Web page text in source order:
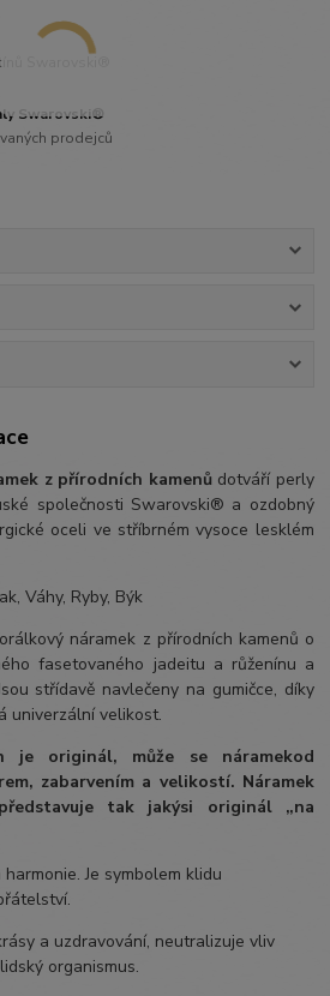
Swarovski®
Swarovski®
prodejců
z přírodních kamenů dotváří perly
společnosti Swarovski® a ozdobný
oceli ve stříbrném vysoce lesklém
Váhy, Ryby, Býk
náramek z přírodních kamenů o
fasetovaného jadeitu a růženínu a
střídavě navlečeny na gumičce, díky
univerzální velikost.
je originál, může se náramekod
zabarvením a velikostí. Náramek
tak jakýsi originál „na
Je symbolem klidu
a uzdravování, neutralizuje vliv
organismus.